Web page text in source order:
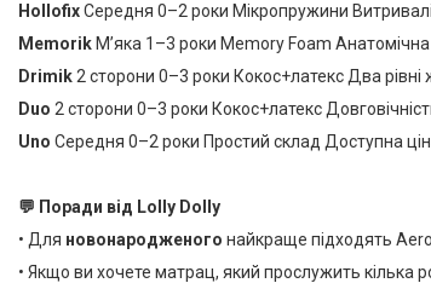
HollofixСередня 0–2 роки Мікропружини
Memorik М’яка 1–3 роки Memory Foam
Drimik 2 сторони 0–3 роки Кокос+латекс Два рівні
Duo 2 сторони 0–3 роки Кокос+латекс
Uno Середня 0–2 роки Простий склад Доступна
💬 Поради від Lolly Dolly
• Для новонародженого найкраще підходять
• Якщо ви хочете матрац, який прослужить кілька